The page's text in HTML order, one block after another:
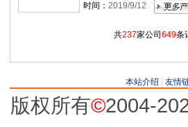
时间： 2019/9/12
共237家公司 649条
本站介绍 友情
版权所有©2004-